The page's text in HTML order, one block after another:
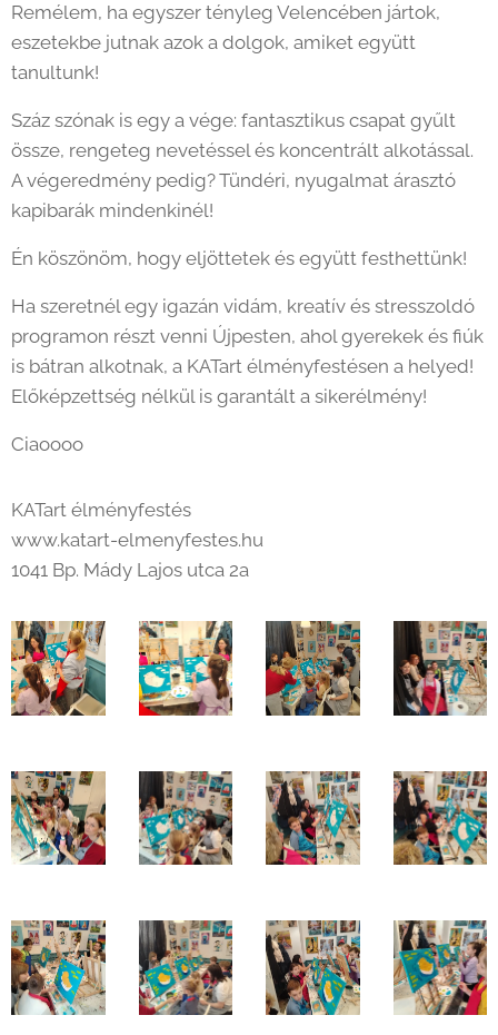
Remélem, ha egyszer tényleg Velencében jártok,
eszetekbe jutnak azok a dolgok, amiket együtt
tanultunk! 🇮🇹
Száz szónak is egy a vége: fantasztikus csapat gyűlt
össze, rengeteg nevetéssel és koncentrált alkotással.
A végeredmény pedig? Tündéri, nyugalmat árasztó
kapibarák mindenkinél! 🐹✨
Én köszönöm, hogy eljöttetek és együtt festhettünk!
Ha szeretnél egy igazán vidám, kreatív és stresszoldó
programon részt venni Újpesten, ahol gyerekek és fiúk
is bátran alkotnak, a KATart élményfestésen a helyed!
Előképzettség nélkül is garantált a sikerélmény! 🎨
Ciaoooo 😄
KATart élményfestés
www.katart-elmenyfestes.hu
1041 Bp. Mády Lajos utca 2a